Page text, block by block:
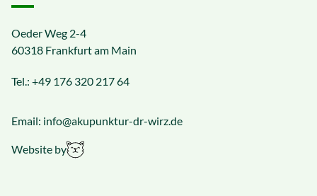
Oeder Weg 2-4
60318 Frankfurt am Main
Tel.: +49 176 320 217 64
Email: info@akupunktur-dr-wirz.de
Website by